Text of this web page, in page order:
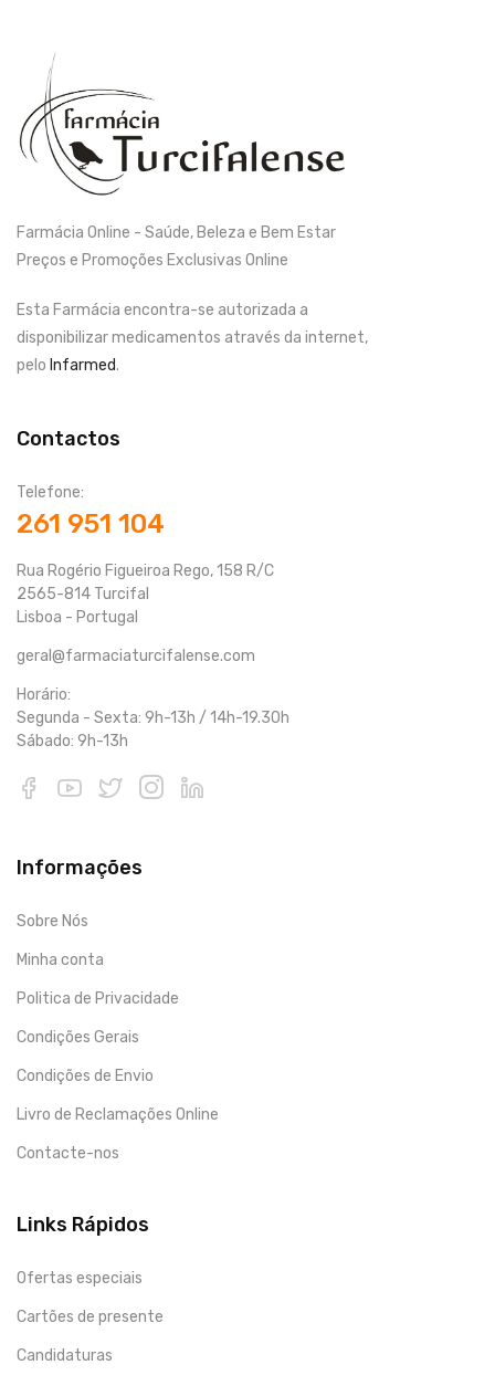
Farmácia Online - Saúde, Beleza e Bem Estar
Preços e Promoções Exclusivas Online
Esta Farmácia encontra-se autorizada a
disponibilizar medicamentos através da internet,
pelo Infarmed.
Contactos
Telefone:
261 951 104
Rua Rogério Figueiroa Rego, 158 R/C
2565-814 Turcifal
Lisboa - Portugal
geral@farmaciaturcifalense.com
Horário:
Segunda - Sexta: 9h-13h / 14h-19.30h
Sábado: 9h-13h
Informações
Sobre Nós
Minha conta
Politica de Privacidade
Condições Gerais
Condições de Envio
Livro de Reclamações Online
Contacte-nos
Links Rápidos
Ofertas especiais
Cartões de presente
Candidaturas